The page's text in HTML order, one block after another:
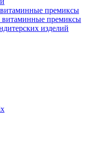
премиксы
премиксы
изделий